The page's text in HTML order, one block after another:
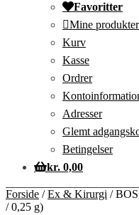
Favoritter
Mine produkter
Kurv
Kasse
Ordrer
Adresser
Glemt
Betingelser
kr. 0,00
Forside /Ex & Kirurgi /
/ 0,25 g)